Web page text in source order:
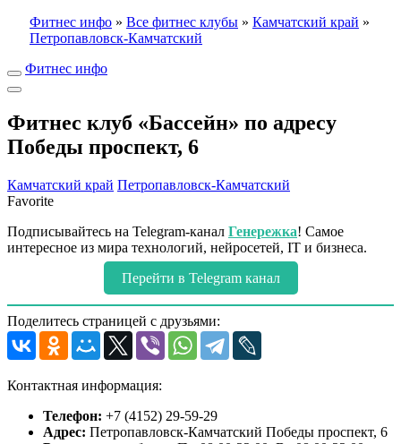
Фитнес инфо » Все фитнес клубы » Камчатский край »
Петропавловск-Камчатский
Фитнес инфо
Фитнес клуб «Бассейн» по адресу
Победы проспект, 6
Камчатский край Петропавловск-Камчатский
Favorite
Подписывайтесь на Telegram-канал Генережка! Самое
интересное из мира технологий, нейросетей, IT и бизнеса.
Перейти в Telegram канал
Поделитесь страницей с друзьями:
Контактная информация:
Телефон: +7 (4152) 29-59-29
Адрес: Петропавловск-Камчатский Победы проспект, 6